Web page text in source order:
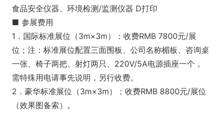
食品安全仪器、环境检测/监测仪器 D打印
■ 参展费用
1．国际标准展位（3m×3m）：收费RMB 7800元/展
位；注：标准展位配置三面围板、公司名称楣板、咨询桌
一张、椅子两把、射灯两只、220V/5A电源插座一个，
需特殊用电请事先说明，另行收费。
2．豪华标准展位（3m×3m）：收费RMB 8800元/展位
（效果图备索）。